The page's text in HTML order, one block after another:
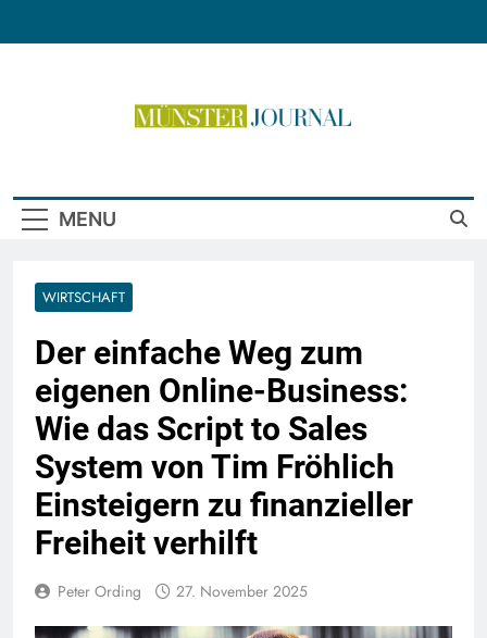
MENU
WIRTSCHAFT
Der einfache Weg zum
eigenen Online-Business:
Wie das Script to Sales
System von Tim Fröhlich
Einsteigern zu finanzieller
Freiheit verhilft
Peter Ording 27. November 2025